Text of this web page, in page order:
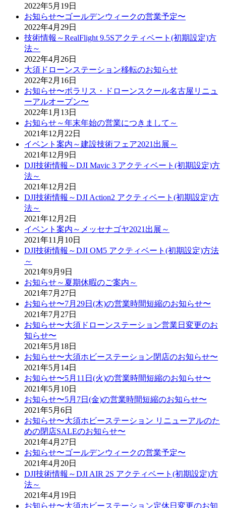
2022年5月19日
お知らせ〜ゴールデンウィークの営業予定〜
2022年4月29日
技術情報～RealFlight 9.5Sアクティベート(初期設定)方
法～
2022年4月26日
大須ドローンステーション移転のお知らせ
2022年2月16日
お知らせ〜ポラリス・ドローンスクール名古屋リニュ
ーアルオープン〜
2022年1月13日
お知らせ～年末年始の営業につきまして～
2021年12月22日
イベント案内～建設技術フェア2021出展～
2021年12月9日
DJI技術情報～DJI Mavic 3 アクティベート(初期設定)方
法～
2021年12月2日
DJI技術情報～DJI Action2 アクティベート(初期設定)方
法～
2021年12月2日
イベント案内～メッセナゴヤ2021出展～
2021年11月10日
DJI技術情報～DJI OM5 アクティベート(初期設定)方法
～
2021年9月9日
お知らせ～夏期休暇のご案内～
2021年7月27日
お知らせ〜7月29日(木)の営業時間短縮のお知らせ〜
2021年7月27日
お知らせ〜大須ドローンステーション営業日変更のお
知らせ〜
2021年5月18日
お知らせ〜大須ホビーステーション閉店のお知らせ〜
2021年5月14日
お知らせ〜5月11日(火)の営業時間短縮のお知らせ〜
2021年5月10日
お知らせ〜5月7日(金)の営業時間短縮のお知らせ〜
2021年5月6日
お知らせ〜大須ホビーステーション リニューアルのた
めの閉店SALEのお知らせ〜
2021年4月27日
お知らせ〜ゴールデンウィークの営業予定〜
2021年4月20日
DJI技術情報～DJI AIR 2S アクティベート(初期設定)方
法～
2021年4月19日
お知らせ〜大須ホビーステーション定休日変更のお知